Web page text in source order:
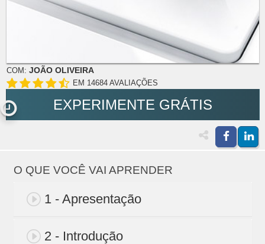
COM: JOÃO OLIVEIRA
EM 14684 AVALIAÇÕES
EXPERIMENTE GRÁTIS
O QUE VOCÊ VAI APRENDER
1 - Apresentação
2 - Introdução